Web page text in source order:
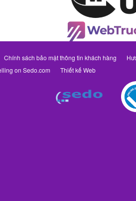
Chính sách bảo mật thông tin khách hàng
on Sedo.com Thiết kế Web